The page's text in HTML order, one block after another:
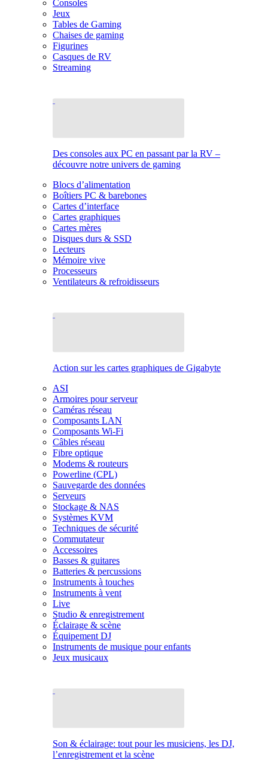
Consoles
Jeux
Tables de Gaming
Chaises de gaming
Figurines
Casques de RV
Streaming
Des consoles aux PC en passant par la RV –
découvre notre univers de gaming
Blocs d’alimentation
Boîtiers PC & barebones
Cartes d’interface
Cartes graphiques
Cartes mères
Disques durs & SSD
Lecteurs
Mémoire vive
Processeurs
Ventilateurs & refroidisseurs
Action sur les cartes graphiques de Gigabyte
ASI
Armoires pour serveur
Caméras réseau
Composants LAN
Composants Wi-Fi
Câbles réseau
Fibre optique
Modems & routeurs
Powerline (CPL)
Sauvegarde des données
Serveurs
Stockage & NAS
Systèmes KVM
Techniques de sécurité
Commutateur
Accessoires
Basses & guitares
Batteries & percussions
Instruments à touches
Instruments à vent
Live
Studio & enregistrement
Éclairage & scène
Équipement DJ
Instruments de musique pour enfants
Jeux musicaux
Son & éclairage: tout pour les musiciens, les DJ,
l’enregistrement et la scène